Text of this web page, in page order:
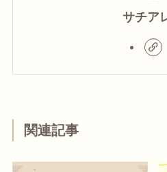
サチア
関連記事